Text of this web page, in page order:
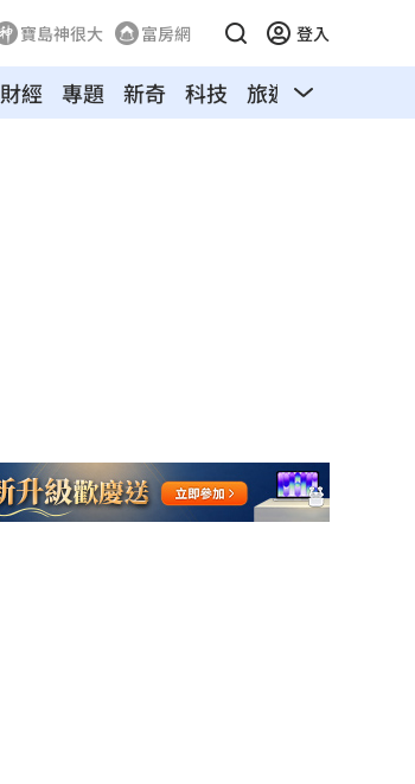
寶島神很大 富房網 登入
財經 專題 新奇 科技 旅遊 汽車